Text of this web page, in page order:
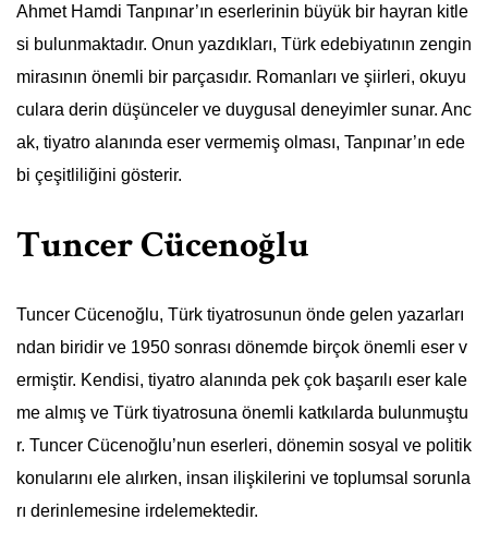
Ahmet Hamdi Tanpınar’ın eserlerinin büyük bir hayran kitle
si bulunmaktadır. Onun yazdıkları, Türk edebiyatının zengin
mirasının önemli bir parçasıdır. Romanları ve şiirleri, okuyu
culara derin düşünceler ve duygusal deneyimler sunar. Anc
ak, tiyatro alanında eser vermemiş olması, Tanpınar’ın ede
bi çeşitliliğini gösterir.
Tuncer Cücenoğlu
Tuncer Cücenoğlu, Türk tiyatrosunun önde gelen yazarları
ndan biridir ve 1950 sonrası dönemde birçok önemli eser v
ermiştir. Kendisi, tiyatro alanında pek çok başarılı eser kale
me almış ve Türk tiyatrosuna önemli katkılarda bulunmuştu
r. Tuncer Cücenoğlu’nun eserleri, dönemin sosyal ve politik
konularını ele alırken, insan ilişkilerini ve toplumsal sorunla
rı derinlemesine irdelemektedir.